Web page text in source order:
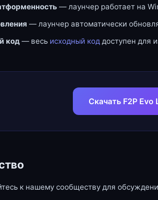
— лаунчер работает на
— лаунчер автоматически
код — весь исходный код доступен для
Скачать F2P Evo
к нашему сообществу для